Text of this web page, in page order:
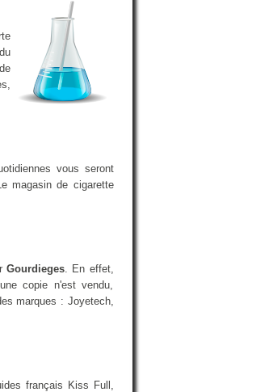
vous seront
magasin de cigarette
Gourdieges. En effet,
copie n'est vendu,
marques : Joyetech,
français Kiss Full,